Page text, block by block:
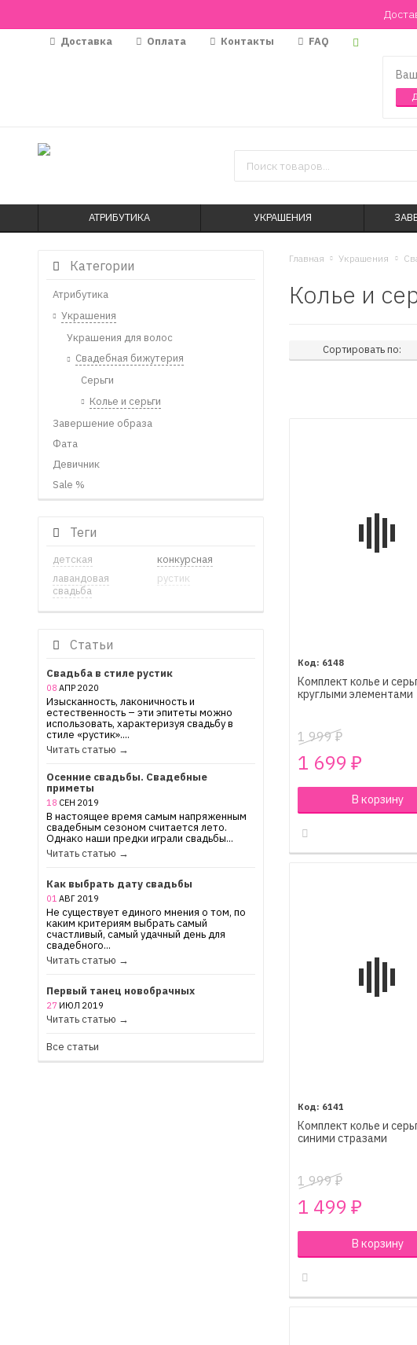
Доставка Оплата Контакты FAQ
АТРИБУТИКА УКРАШЕНИЯ
Категории
Атрибутика
Украшения
Украшения для волос
Свадебная бижутерия
Серьги
Колье и серьги
Завершение образа
Фата
Девичник
Sale %
Теги
детская
конкурсная
лавандовая
свадьба
рустик
Статьи
Свадьба в стиле рустик
08 АПР 2020
Изысканность, лаконичность и
естественность – эти эпитеты можно
использовать, характеризуя свадьбу в
стиле «рустик»....
Читать статью →
Осенние свадьбы. Свадебные
приметы
18 СЕН 2019
В настоящее время самым напряженным
свадебным сезоном считается лето.
Однако наши предки играли свадьбы...
Читать статью →
Как выбрать дату свадьбы
01 АВГ 2019
Не существует единого мнения о том, по
каким критериям выбрать самый
счастливый, самый удачный день для
свадебного...
Читать статью →
Первый танец новобрачных
27 ИЮЛ 2019
Читать статью →
Все статьи
Главная Украшения
Колье и
Сортировать по:
6148
Комплект колье и
круглыми элементами
1 999₽
1 699 ₽
В корзину
6141
Комплект колье и
синими стразами
1 999₽
1 499 ₽
В корзину